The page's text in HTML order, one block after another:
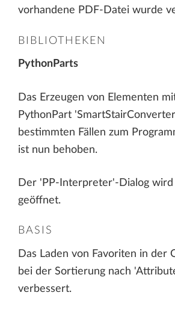
vorhandene PDF-Datei wurde
BIBLIOTHEKEN
PythonParts
Das Erzeugen von Elementen
PythonPart
bestimmten Fällen zum
ist nun behoben.
Der 'PP-Interpreter'-Dialog
geöffnet.
BASIS
Das Laden von Favoriten in der
bei der Sortierung nach
verbessert.